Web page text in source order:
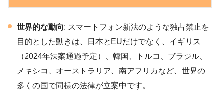
世界的な動向: スマートフォン新法のような独占禁止を
目的とした動きは、日本とEUだけでなく、イギリス
（2024年法案通過予定）、韓国、トルコ、ブラジル、
メキシコ、オーストラリア、南アフリカなど、世界の
多くの国で同様の法律が立案中です。